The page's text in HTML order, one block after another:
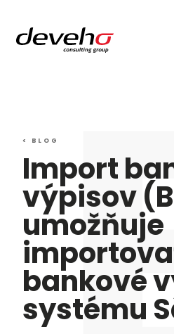
< BLOG
Import
výpisov
umožňuje
bankové
systému